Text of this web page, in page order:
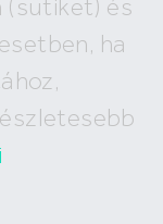
(sütiket) és
ha